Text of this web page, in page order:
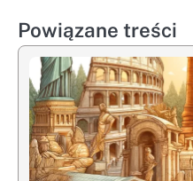
Powiązane treści